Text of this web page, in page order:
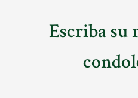
Escriba su